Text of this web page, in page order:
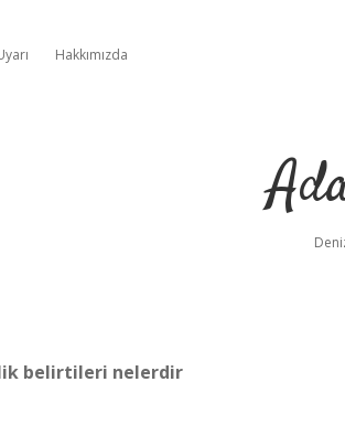
Hakkımızda
belirtileri nelerdir